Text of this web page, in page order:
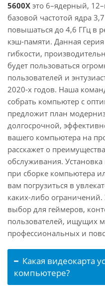
5600X это 6–ядерный,
базовой частотой ядра
повышаться до 4,6 ГГц в
кэш-памяти. Данная
гибкости,
будет пользоваться
пользователей и
2020-х годов. Наша
собрать компьютер с
предложит план
долгосрочной,
вашего компьютера на
расскажет о
обслуживания.
при сборке компьютера
вам погрузиться в
каких-либо
выбор для геймеров,
пользователей, ищущих
профессиональных и
Какая видеокарта
компьютере?